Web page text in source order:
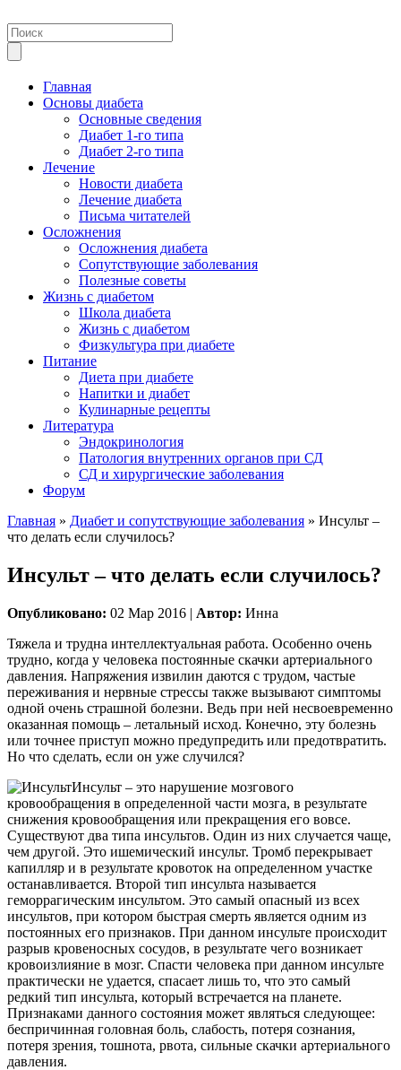
Главная
Основы диабета
Основные сведения
Диабет 1-го типа
Диабет 2-го типа
Лечение
Новости диабета
Лечение диабета
Письма читателей
Осложнения
Осложнения диабета
Сопутствующие заболевания
Полезные советы
Жизнь с диабетом
Школа диабета
Жизнь с диабетом
Физкультура при диабете
Питание
Диета при диабете
Напитки и диабет
Кулинарные рецепты
Литература
Эндокринология
Патология внутренних органов при СД
СД и хирургические заболевания
Форум
Главная » Диабет и сопутствующие заболевания » Инсульт –
что делать если случилось?
Инсульт – что делать если случилось?
Опубликовано: 02 Мар 2016 | Автор: Инна
Тяжела и трудна интеллектуальная работа. Особенно очень
трудно, когда у человека постоянные скачки артериального
давления. Напряжения извилин даются с трудом, частые
переживания и нервные стрессы также вызывают симптомы
одной очень страшной болезни. Ведь при ней несвоевременно
оказанная помощь – летальный исход. Конечно, эту болезнь
или точнее приступ можно предупредить или предотвратить.
Но что сделать, если он уже случился?
Инсульт – это нарушение мозгового
кровообращения в определенной части мозга, в результате
снижения кровообращения или прекращения его вовсе.
Существуют два типа инсультов. Один из них случается чаще,
чем другой. Это ишемический инсульт. Тромб перекрывает
капилляр и в результате кровоток на определенном участке
останавливается. Второй тип инсульта называется
геморрагическим инсультом. Это самый опасный из всех
инсультов, при котором быстрая смерть является одним из
постоянных его признаков. При данном инсульте происходит
разрыв кровеносных сосудов, в результате чего возникает
кровоизлияние в мозг. Спасти человека при данном инсульте
практически не удается, спасает лишь то, что это самый
редкий тип инсульта, который встречается на планете.
Признаками данного состояния может являться следующее:
беспричинная головная боль, слабость, потеря сознания,
потеря зрения, тошнота, рвота, сильные скачки артериального
давления.